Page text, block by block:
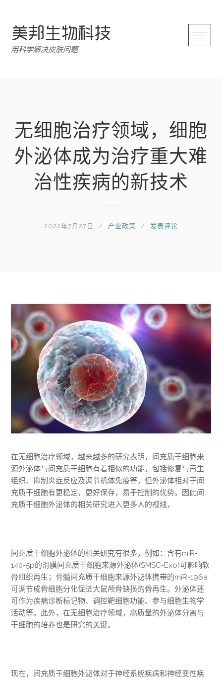
用科学解决皮肤问题
无细胞治疗领域，细胞
外泌体成为治疗重大难
治性疾病的新技术
2022年7月27日 产业政策 发表评论
在无细胞治疗领域，越来越多的研究表明，间充质干细胞来
源外泌体与间充质干细胞有着相似的功能，包括修复与再生
组织、抑制炎症反应及调节机体免疫等，但外泌体相对于间
充质干细胞有更稳定，更好保存，易于控制的优势。因此间
充质干细胞外泌体的相关研究进入更多人的视线，
间充质干细胞外泌体的相关研究有很多，例如：含有miR-
140-5p的滑膜间充质干细胞来源外泌体(SMSC-Exo)可影响软
骨组织再生；骨髓间充质干细胞来源外泌体携带的miR-196a
可调节成骨细胞分化促进大鼠颅骨缺损的骨再生。外泌体还
可作为疾病诊断标记物、调控靶细胞功能、参与细胞生物学
活动等。此外，在无细胞治疗领域，高质量的外泌体分离与
干细胞的培养也是研究的关键。
现在，间充质干细胞外泌体对于神经系统疾病和神经变性疾